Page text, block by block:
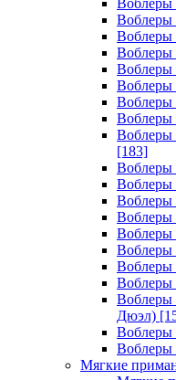
Воблеры
Воблеры
Воблеры
Воблеры
Воблеры
Воблеры
Воблеры
Воблеры
[183]
Воблеры
Воблеры
Воблеры
Воблеры
Воблеры
Воблеры
Воблеры
Воблеры
Воблеры
Дюэл)
Воблеры
Мягкие